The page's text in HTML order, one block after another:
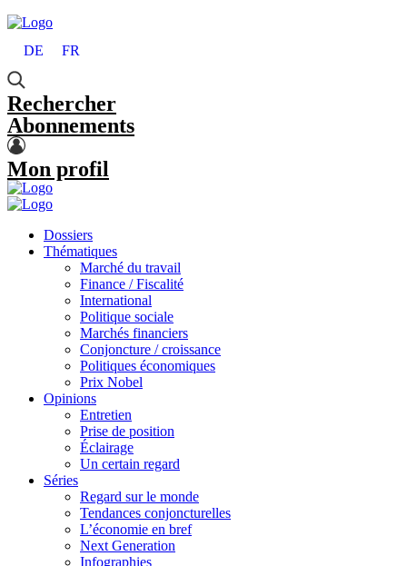
DE FR
Rechercher
Abonnements
Mon profil
Dossiers
Thématiques
Marché du travail
Finance / Fiscalité
International
Politique sociale
Marchés financiers
Conjoncture / croissance
Politiques économiques
Prix Nobel
Opinions
Entretien
Prise de position
Éclairage
Un certain regard
Séries
Regard sur le monde
Tendances conjoncturelles
L’économie en bref
Next Generation
Infographies